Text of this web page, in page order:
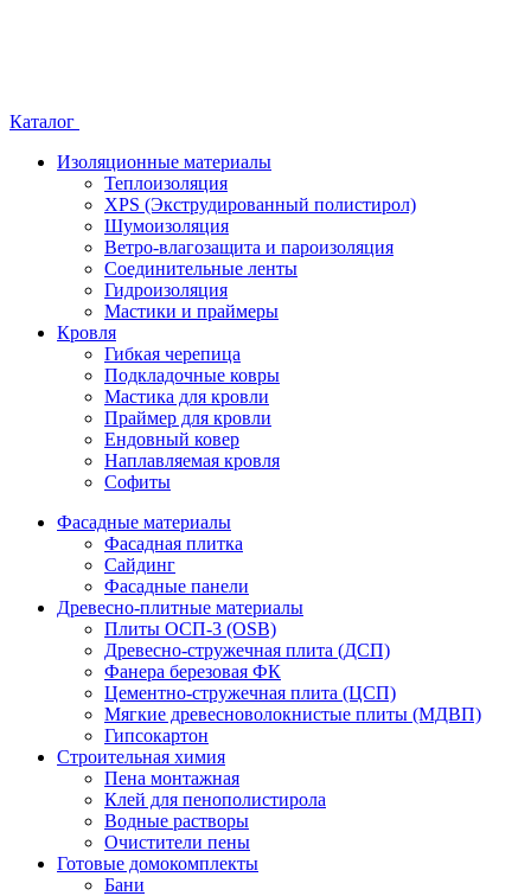
Каталог
Изоляционные материалы
Теплоизоляция
XPS (Экструдированный полистирол)
Шумоизоляция
Ветро-влагозащита и пароизоляция
Соединительные ленты
Гидроизоляция
Мастики и праймеры
Кровля
Гибкая черепица
Подкладочные ковры
Мастика для кровли
Праймер для кровли
Ендовный ковер
Наплавляемая кровля
Софиты
Фасадные материалы
Фасадная плитка
Сайдинг
Фасадные панели
Древесно-плитные материалы
Плиты ОСП-3 (OSB)
Древесно-стружечная плита (ДСП)
Фанера березовая ФК
Цементно-стружечная плита (ЦСП)
Мягкие древесноволокнистые плиты (МДВП)
Гипсокартон
Строительная химия
Пена монтажная
Клей для пенополистирола
Водные растворы
Очистители пены
Готовые домокомплекты
Бани